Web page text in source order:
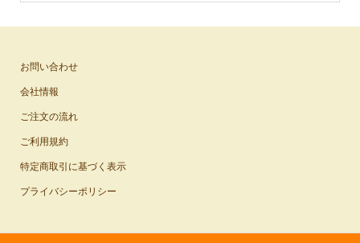
お問い合わせ
会社情報
ご注文の流れ
ご利用規約
特定商取引に基づく表示
プライバシーポリシー